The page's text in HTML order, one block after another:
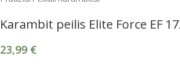
Karambit peilis Elite Force EF
23,99 €